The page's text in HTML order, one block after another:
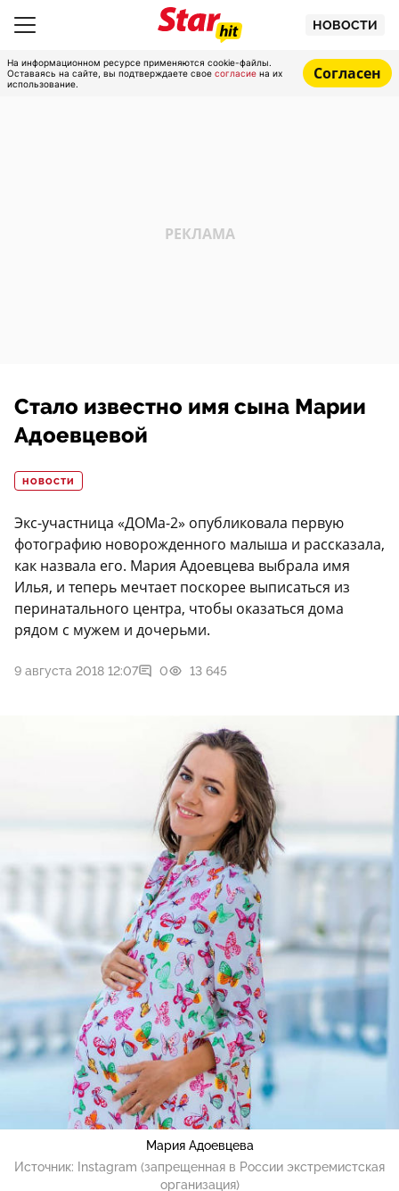
НОВОСТИ
На информационном ресурсе применяются cookie-файлы.
Оставаясь на сайте, вы подтверждаете свое согласие на их
использование.
Согласен
Стало известно имя сына Марии
Адоевцевой
НОВОСТИ
Экс-участница «ДОМа-2» опубликовала первую
фотографию новорожденного малыша и рассказала,
как назвала его. Мария Адоевцева выбрала имя
Илья, и теперь мечтает поскорее выписаться из
перинатального центра, чтобы оказаться дома
рядом с мужем и дочерьми.
9 августа 2018 12:07 0 13 645
Мария Адоевцева
Источник:
Instagram (запрещенная в России экстремистская
организация)